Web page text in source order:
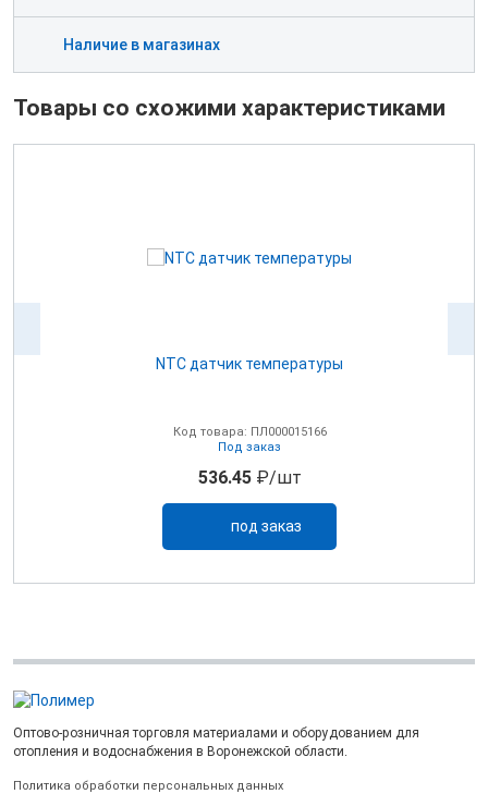
Наличие в магазинах
Товары со схожими характеристиками
NTC датчик температуры
Код товара: ПЛ000015166
Под заказ
536.45₽/шт
под заказ
Оптово-розничная торговля материалами и оборудованием для
отопления и водоснабжения в Воронежской области.
Политика обработки персональных данных